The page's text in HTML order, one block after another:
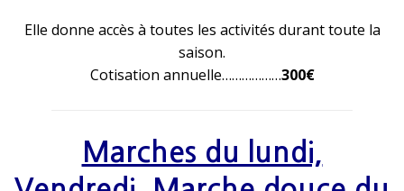
Elle donne accès à toutes les activités durant toute la
saison.
Cotisation annuelle………………300€
Marches du lundi,